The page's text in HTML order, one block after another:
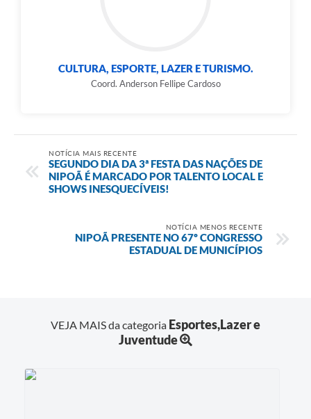
CULTURA, ESPORTE, LAZER E TURISMO.
Coord. Anderson Fellipe Cardoso
NOTÍCIA MAIS RECENTE
SEGUNDO DIA DA 3ª FESTA DAS NAÇÕES DE
NIPOÃ É MARCADO POR TALENTO LOCAL E
SHOWS INESQUECÍVEIS!
NOTÍCIA MENOS RECENTE
NIPOÃ PRESENTE NO 67º CONGRESSO
ESTADUAL DE MUNICÍPIOS
VEJA MAIS da categoria Esportes,Lazer e
Juventude